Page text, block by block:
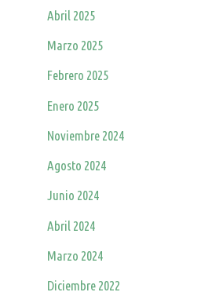
Abril 2025
Marzo 2025
Febrero 2025
Enero 2025
Noviembre 2024
Agosto 2024
Junio 2024
Abril 2024
Marzo 2024
Diciembre 2022